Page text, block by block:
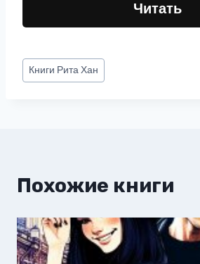
Читать
Метки
записи:
Книги Рита Хан
Похожие книги